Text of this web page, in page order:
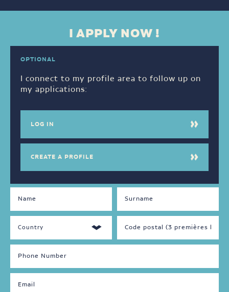
I APPLY NOW !
OPTIONAL
I connect to my profile area to follow up on
my applications:
LOG IN
CREATE A PROFILE
DISPONIBILITÉS
Soir
Fin
semaine
LANGUAGES
SPOKEN
Français
Autre